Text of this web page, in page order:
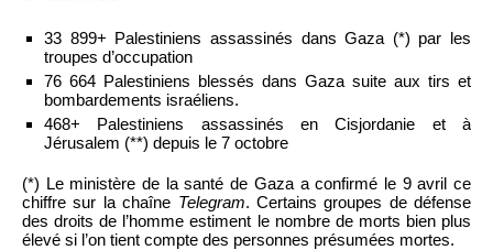
33 899+ Palestiniens assassinés dans Gaza (*) par les
troupes d’occupation
76 664 Palestiniens blessés dans Gaza suite aux tirs et
bombardements israéliens.
468+ Palestiniens assassinés en Cisjordanie et à
Jérusalem (**) depuis le 7 octobre
(*) Le ministère de la santé de Gaza a confirmé le 9 avril ce
chiffre sur la chaîne Telegram. Certains groupes de défense
des droits de l’homme estiment le nombre de morts bien plus
élevé si l’on tient compte des personnes présumées mortes.